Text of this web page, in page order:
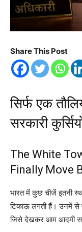
Share This Post
सिर्फ एक
सरकारी
The White
Finally Move
भारत में कुछ चीजें इतनी
टिकाऊ लगती हैं। उनमें से
जिसे देखकर आम आदमी समझ